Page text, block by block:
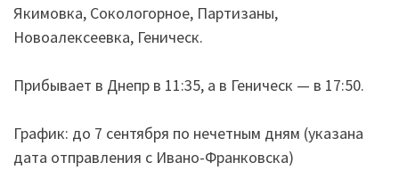
Якимовка, Сокологорное, Партизаны,
Новоалексеевка, Геническ.
Прибывает в Днепр в 11:35, а в Геническ — в 17:50.
График: до 7 сентября по нечетным дням (указана
дата отправления с Ивано-Франковска)